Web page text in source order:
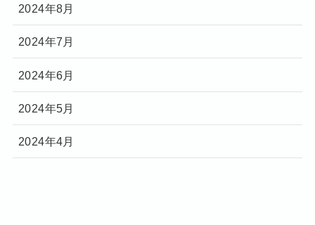
2024年8月
2024年7月
2024年6月
2024年5月
2024年4月